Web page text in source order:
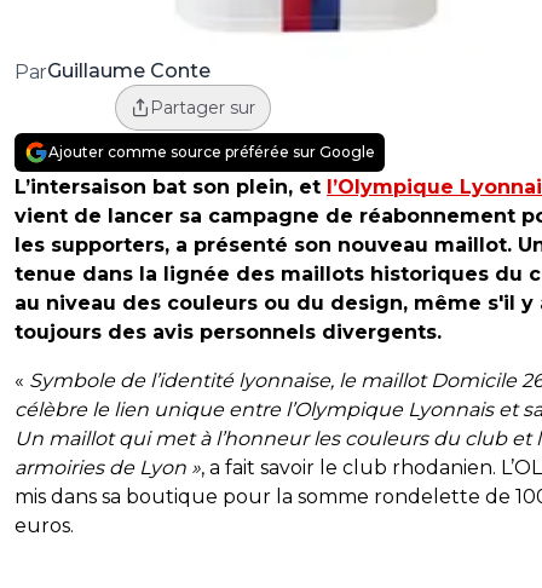
ParGuillaume Conte
Partager sur
Ajouter comme source préférée sur Google
L’intersaison bat son plein, et l’Olympique
vient de lancer sa campagne de réabonnement
les supporters, a présenté son nouveau maillot.
tenue dans la lignée des maillots historiques du
au niveau des couleurs ou du design, même s'il y
toujours des avis personnels divergents.
« Symbole de l’identité lyonnaise, le maillot Domicile
célèbre le lien unique entre l’Olympique Lyonnais et
Un maillot qui met à l’honneur les couleurs du club et
armoiries de Lyon », a fait savoir le club rhodanien. L’OL
mis dans sa boutique pour la somme rondelette de
euros.